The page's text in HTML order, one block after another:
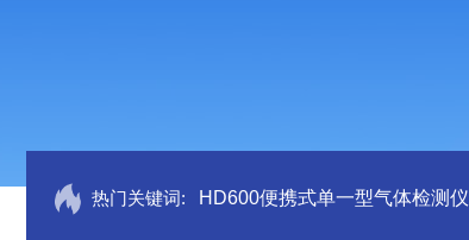
热门关键词: HD600便携式单一型气体检测仪